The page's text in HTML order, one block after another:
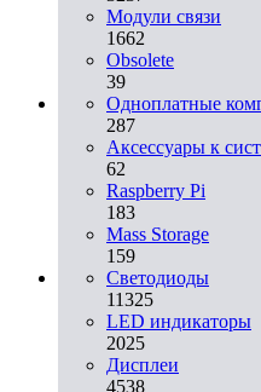
Модули связи
1662
Obsolete
39
Одноплатные
287
Аксессуары к
62
Raspberry Pi
183
Mass Storage
159
Светодиоды
11325
LED индикаторы
2025
Дисплеи
4538